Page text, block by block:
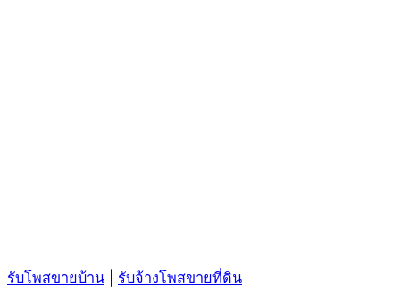
รับโพสขายบ้าน
รับจ้างโพสขายที่ดิน